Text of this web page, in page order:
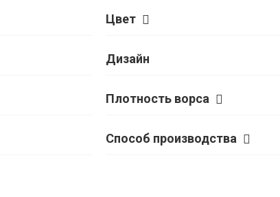
Цвет
Дизайн
Плотность ворса
Способ производства